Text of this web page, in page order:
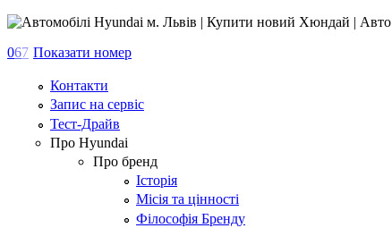
067 Показати номер
Контакти
Запис на сервіс
Тест-Драйв
Про Hyundai
Про бренд
Історія
Місія та цінності
Філософія Бренду